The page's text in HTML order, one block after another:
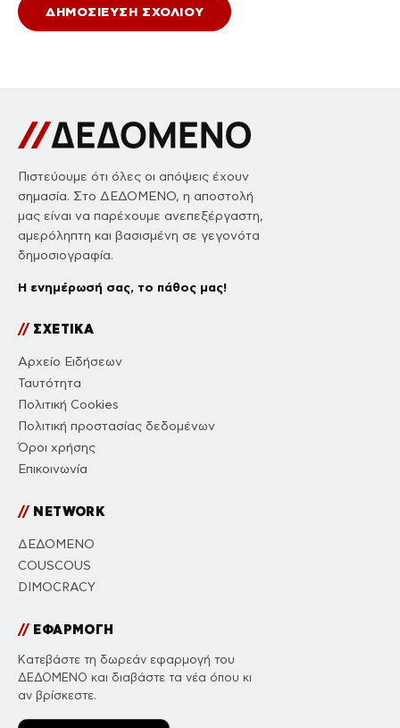
Πιστεύουμε ότι όλες οι απόψεις έχουν
σημασία. Στο ΔΕΔΟΜΕΝΟ, η αποστολή
μας είναι να παρέχουμε ανεπεξέργαστη,
αμερόληπτη και βασισμένη σε γεγονότα
δημοσιογραφία.
Η ενημέρωσή σας, το πάθος μας!
//ΣΧΕΤΙΚΑ
Αρχείο Ειδήσεων
Ταυτότητα
Πολιτική Cookies
Πολιτική προστασίας δεδομένων
Όροι χρήσης
Επικοινωνία
//NETWORK
ΔΕΔΟΜΕΝΟ
COUSCOUS
DIMOCRACY
//ΕΦΑΡΜΟΓΗ
Κατεβάστε τη δωρεάν εφαρμογή του
ΔΕΔΟΜΕΝΟ και διαβάστε τα νέα όπου κι
αν βρίσκεστε.